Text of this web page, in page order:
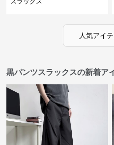
人気アイ
黒パンツスラックスの新着ア